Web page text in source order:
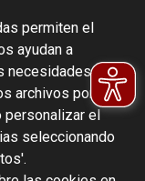
permiten el
ayudan a
necesidades.
archivos por
personalizar el
seleccionando